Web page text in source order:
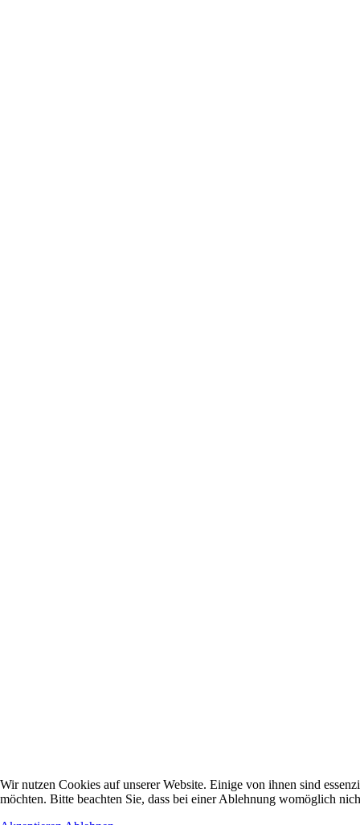
Wir nutzen Cookies auf unserer Website. Einige von ihnen sind
möchten. Bitte beachten Sie, dass bei einer Ablehnung womöglich